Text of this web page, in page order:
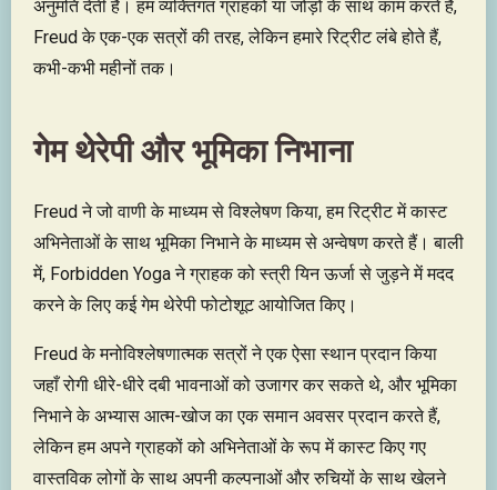
अनुमति देती है। हम व्यक्तिगत ग्राहकों या जोड़ों के साथ काम करते हैं,
Freud के एक-एक सत्रों की तरह, लेकिन हमारे रिट्रीट लंबे होते हैं,
कभी-कभी महीनों तक।
गेम थेरेपी और भूमिका निभाना
Freud ने जो वाणी के माध्यम से विश्लेषण किया, हम रिट्रीट में कास्ट
अभिनेताओं के साथ भूमिका निभाने के माध्यम से अन्वेषण करते हैं। बाली
में, Forbidden Yoga ने ग्राहक को स्त्री यिन ऊर्जा से जुड़ने में मदद
करने के लिए कई गेम थेरेपी फोटोशूट आयोजित किए।
Freud के मनोविश्लेषणात्मक सत्रों ने एक ऐसा स्थान प्रदान किया
जहाँ रोगी धीरे-धीरे दबी भावनाओं को उजागर कर सकते थे, और भूमिका
निभाने के अभ्यास आत्म-खोज का एक समान अवसर प्रदान करते हैं,
लेकिन हम अपने ग्राहकों को अभिनेताओं के रूप में कास्ट किए गए
वास्तविक लोगों के साथ अपनी कल्पनाओं और रुचियों के साथ खेलने